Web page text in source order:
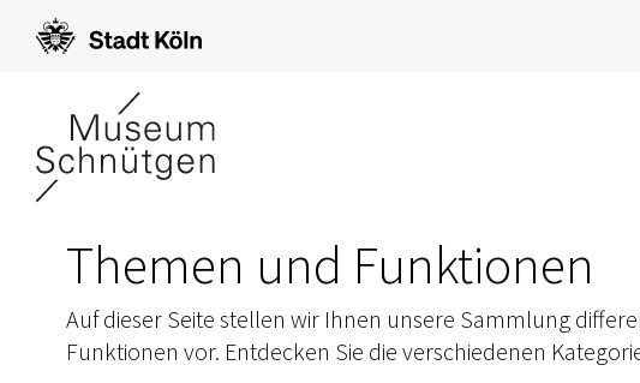
Themen und Funktionen
Auf dieser Seite stellen wir Ihnen unsere Sammlung
Funktionen vor. Entdecken Sie die verschiedenen